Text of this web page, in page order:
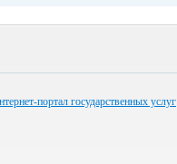
портал государственных услуг